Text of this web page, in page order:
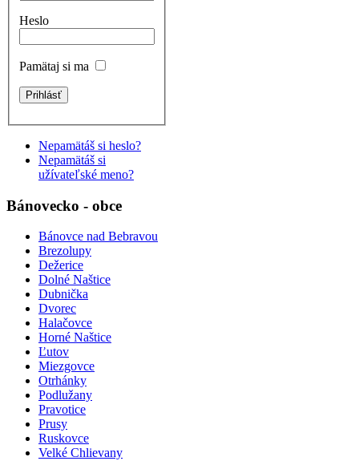
Heslo
Pamätaj si ma
Nepamätáš si heslo?
Nepamätáš si
užívateľské meno?
Bánovecko - obce
Bánovce nad Bebravou
Brezolupy
Dežerice
Dolné Naštice
Dubnička
Dvorec
Halačovce
Horné Naštice
Ľutov
Miezgovce
Otrhánky
Podlužany
Pravotice
Prusy
Ruskovce
Velké Chlievany